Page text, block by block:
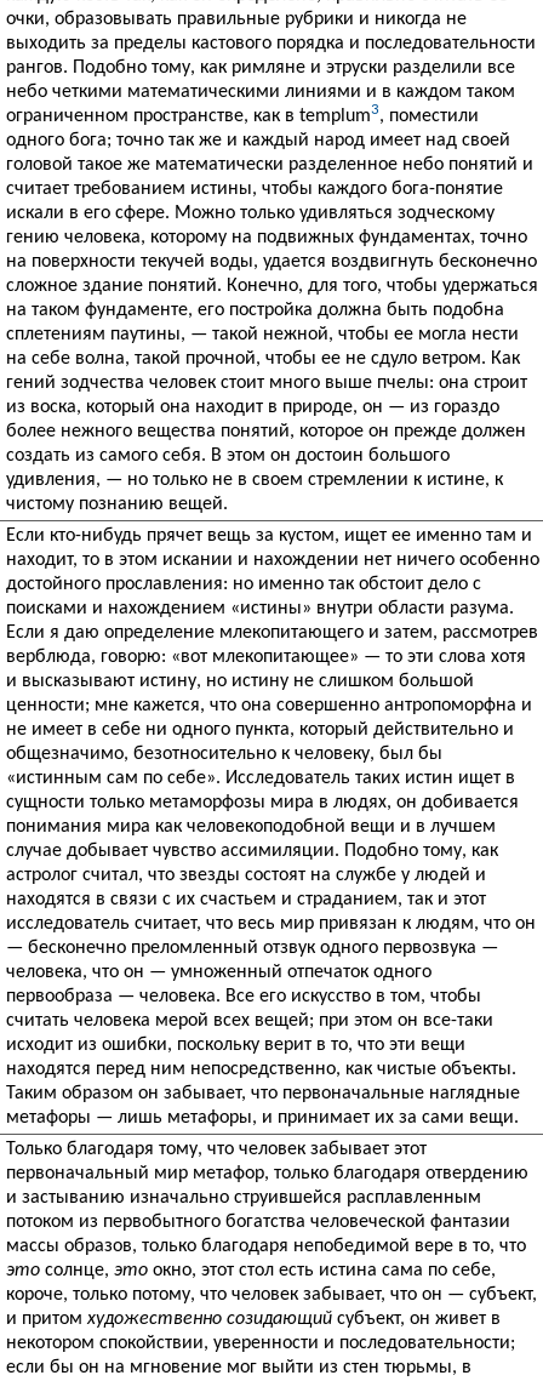
очки, образовывать правильные рубрики и никогда не
выходить за пределы кастового порядка и последовательности
рангов. Подобно тому, как римляне и этруски разделили все
небо четкими математическими линиями и в каждом таком
ограниченном пространстве, как в templum3, поместили
одного бога; точно так же и каждый народ имеет над своей
головой такое же математически разделенное небо понятий и
считает требованием истины, чтобы каждого бога-понятие
искали в его сфере. Можно только удивляться зодческому
гению человека, которому на подвижных фундаментах, точно
на поверхности текучей воды, удается воздвигнуть бесконечно
сложное здание понятий. Конечно, для того, чтобы удержаться
на таком фундаменте, его постройка должна быть подобна
сплетениям паутины, — такой нежной, чтобы ее могла нести
на себе волна, такой прочной, чтобы ее не сдуло ветром. Как
гений зодчества человек стоит много выше пчелы: она строит
из воска, который она находит в природе, он — из гораздо
более нежного вещества понятий, которое он прежде должен
создать из самого себя. В этом он достоин большого
удивления, — но только не в своем стремлении к истине, к
чистому познанию вещей.
Если кто-нибудь прячет вещь за кустом, ищет ее именно там и
находит, то в этом искании и нахождении нет ничего особенно
достойного прославления: но именно так обстоит дело с
поисками и нахождением «истины» внутри области разума.
Если я даю определение млекопитающего и затем, рассмотрев
верблюда, говорю: «вот млекопитающее» — то эти слова хотя
и высказывают истину, но истину не слишком большой
ценности; мне кажется, что она совершенно антропоморфна и
не имеет в себе ни одного пункта, который действительно и
общезначимо, безотносительно к человеку, был бы
«истинным сам по себе». Исследователь таких истин ищет в
сущности только метаморфозы мира в людях, он добивается
понимания мира как человекоподобной вещи и в лучшем
случае добывает чувство ассимиляции. Подобно тому, как
астролог считал, что звезды состоят на службе у людей и
находятся в связи с их счастьем и страданием, так и этот
исследователь считает, что весь мир привязан к людям, что он
— бесконечно преломленный отзвук одного первозвука —
человека, что он — умноженный отпечаток одного
первообраза — человека. Все его искусство в том, чтобы
считать человека мерой всех вещей; при этом он все-таки
исходит из ошибки, поскольку верит в то, что эти вещи
находятся перед ним непосредственно, как чистые объекты.
Таким образом он забывает, что первоначальные наглядные
метафоры — лишь метафоры, и принимает их за сами вещи.
Только благодаря тому, что человек забывает этот
первоначальный мир метафор, только благодаря отвердению
и застыванию изначально струившейся расплавленным
потоком из первобытного богатства человеческой фантазии
массы образов, только благодаря непобедимой вере в то, что
это солнце, это окно, этот стол есть истина сама по себе,
короче, только потому, что человек забывает, что он — субъект,
и притомхудожественно созидающий субъект, он живет в
некотором спокойствии, уверенности и последовательности;
если бы он на мгновение мог выйти из стен тюрьмы, в